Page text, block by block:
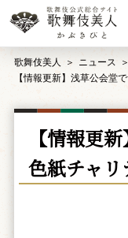
歌舞伎美人
ニュース
【情報更新】浅草公会堂
【情報更
色紙チャ